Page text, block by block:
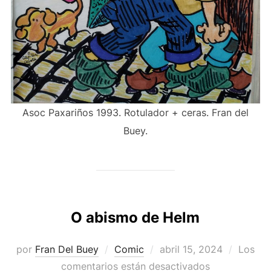
Asoc Paxariños 1993. Rotulador + ceras. Fran del
Buey.
O abismo de Helm
por Fran Del Buey Comic
Publicado
el
abril 15, 2024
Los
comentarios están desactivados